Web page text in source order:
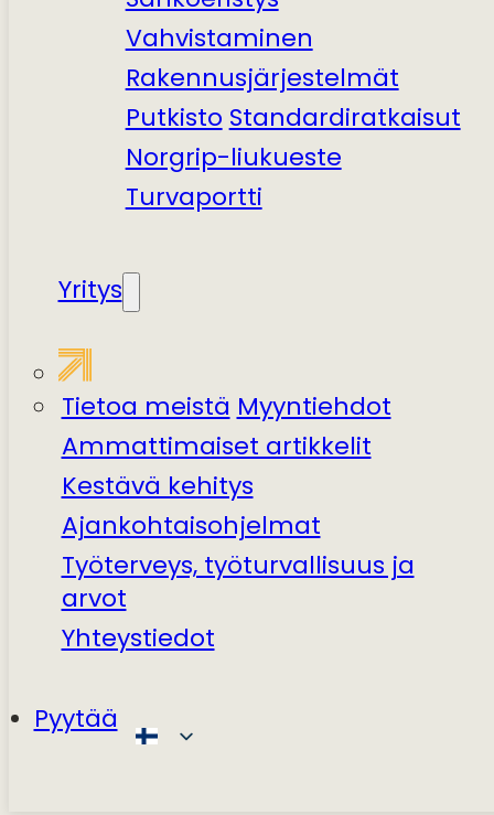
Vahvistaminen
Rakennusjärjestelmät
PutkistoStandardiratkaisut
Norgrip-liukueste
Turvaportti
Yritys
Tietoa meistäMyyntiehdot
Ammattimaiset artikkelit
Kestävä kehitys
Ajankohtaisohjelmat
Työterveys, työturvallisuus ja
arvot
Yhteystiedot
Pyytää